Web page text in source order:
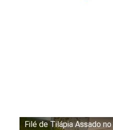
Filé de Tilápia Assado